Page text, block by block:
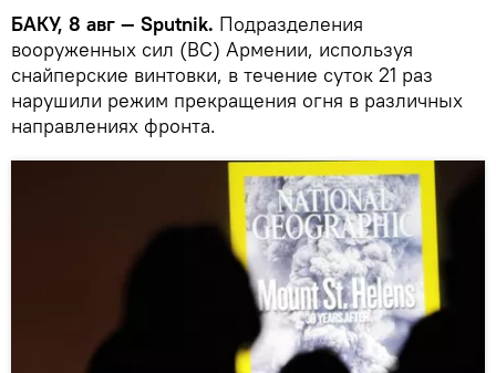
БАКУ, 8 авг — Sputnik. Подразделения
вооруженных сил (ВС) Армении, используя
снайперские винтовки, в течение суток 21 раз
нарушили режим прекращения огня в различных
направлениях фронта.